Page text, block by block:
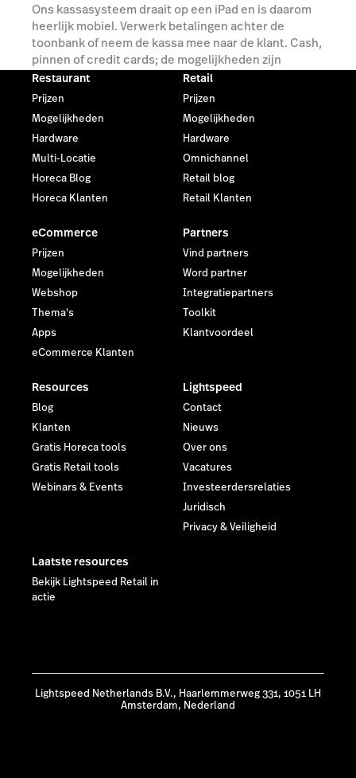
Ons kassasysteem draait op een iPad en is daarom
heerlijk mobiel. Verwerk betalingen achter de
toonbank of neem de kassa mee naar de klant. Cash,
pinnen of credit cards; de mogelijkheden zijn
uitgebreid en volledig flexibel voor jouw klant.
Start je gratis demo
Restaurant
Prijzen
Mogelijkheden
Hardware
Multi-Locatie
Horeca Blog
Horeca Klanten
Retail
Prijzen
Mogelijkheden
Hardware
Omnichannel
Retail blog
Retail Klanten
eCommerce
Prijzen
Mogelijkheden
Webshop
Thema's
Apps
eCommerce Klanten
Partners
Vind partners
Word partner
Integratiepartners
Toolkit
Klantvoordeel
Resources
Blog
Klanten
Gratis Horeca tools
Gratis Retail tools
Webinars & Events
Lightspeed
Contact
Nieuws
Over ons
Vacatures
Investeerdersrelaties
Juridisch
Privacy & Veiligheid
Laatste resources
Bekijk Lightspeed Retail in
actie
Lightspeed Netherlands B.V., Haarlemmerweg 331, 1051 LH
Amsterdam, Nederland